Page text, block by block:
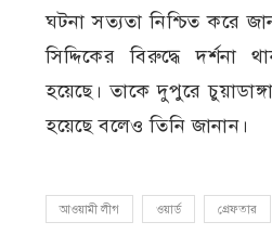
ঘটনা সত্যতা নিশ্চিত করে
সিদ্দিকের বিরুদ্ধে দর্শনা
হয়েছে। তাকে দুপুরে
হয়েছে বলেও তিনি জানান।
আওয়ামী লীগ ওয়ার্ড গ্রেফতার